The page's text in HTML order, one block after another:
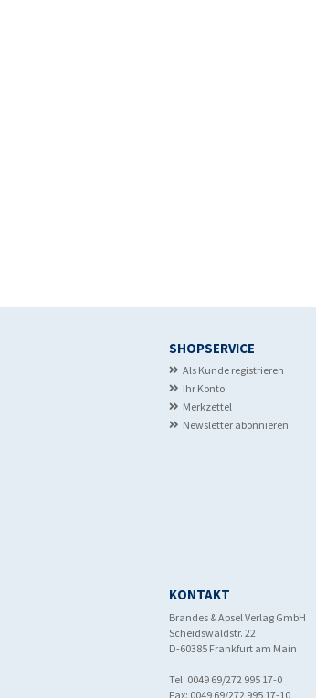
SHOPSERVICE
Als Kunde registrieren
Ihr Konto
Merkzettel
Newsletter abonnieren
KONTAKT
Brandes & Apsel Verlag GmbH
Scheidswaldstr. 22
D-60385 Frankfurt am Main
Tel: 0049 69/272 995 17-0
Fax: 0049 69/272 995 17-10